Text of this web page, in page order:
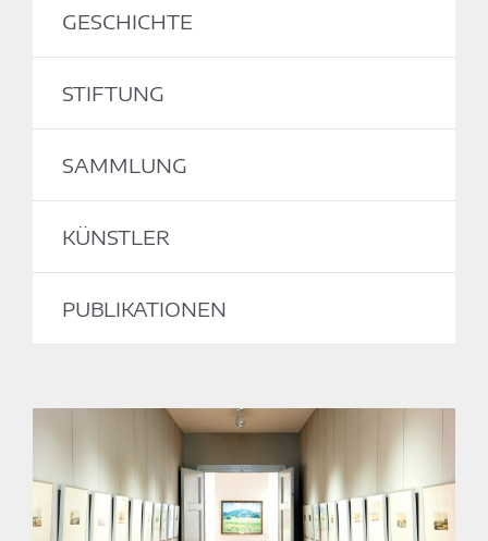
GESCHICHTE
STIFTUNG
SAMMLUNG
KÜNSTLER
PUBLIKATIONEN